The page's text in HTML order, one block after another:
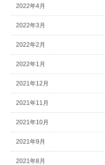
2022年4月
2022年3月
2022年2月
2022年1月
2021年12月
2021年11月
2021年10月
2021年9月
2021年8月